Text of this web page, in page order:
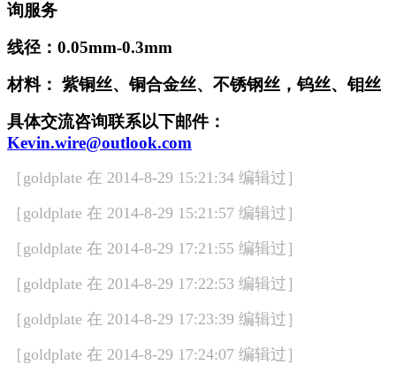
询服务
线径：0.05mm-0.3mm
材料： 紫铜丝、铜合金丝、不锈钢丝，钨丝、钼丝
具体交流咨询联系以下邮件：
Kevin.wire@outlook.com
［goldplate 在 2014-8-29 15:21:34 编辑过］
［goldplate 在 2014-8-29 15:21:57 编辑过］
［goldplate 在 2014-8-29 17:21:55 编辑过］
［goldplate 在 2014-8-29 17:22:53 编辑过］
［goldplate 在 2014-8-29 17:23:39 编辑过］
［goldplate 在 2014-8-29 17:24:07 编辑过］